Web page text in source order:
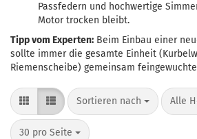
Passfedern und hochwertige
Motor trocken bleibt.
Tipp vom Experten: Beim Einbau einer
sollte immer die gesamte Einheit
Riemenscheibe) gemeinsam
Sortieren nach
Sortieren nach Alle
pro
30 pro Seite
pro Seite